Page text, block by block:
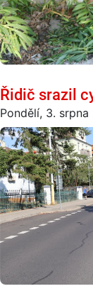
Řidič srazil
Pondělí, 3. srpna